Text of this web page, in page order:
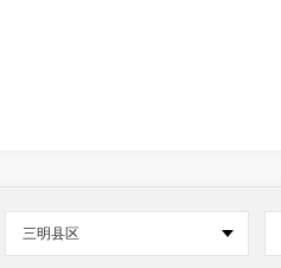
三明县区